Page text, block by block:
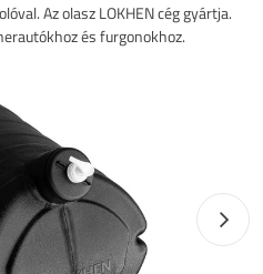
Az olasz LOKHEN cég gyártja.
és furgonokhoz.